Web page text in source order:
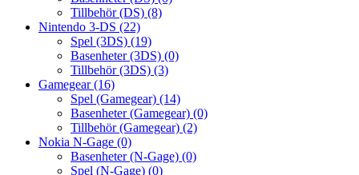
Tillbehör (DS) (8)
Nintendo 3-DS (22)
Spel (3DS) (19)
Basenheter (3DS) (0)
Tillbehör (3DS) (3)
Gamegear(16)
Spel (Gamegear) (14)
Basenheter (Gamegear) (0)
Tillbehör (Gamegear) (2)
Nokia N-Gage (0)
Basenheter (N-Gage) (0)
Spel (N-Gage) (0)